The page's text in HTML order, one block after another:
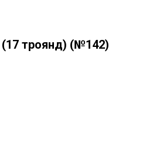
троянд) (№142)